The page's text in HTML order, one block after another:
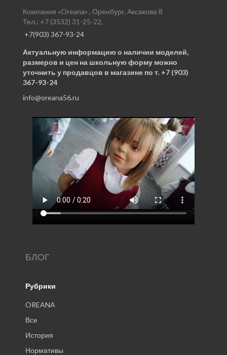
Компания «Oreana» , Оренбург, Аксакова 8
Тел.: +7 (3532) 31-25-22,
+7(903) 367-93-24
Актуальную информацию о наличии моделей,
размеров и цен на школьную форму можно
уточнить у продавцов в магазине по т. +7 (903)
367-93-24
info@oreana56.ru
БЛОГ
Рубрики
OREANA
Все
История
Нормативы